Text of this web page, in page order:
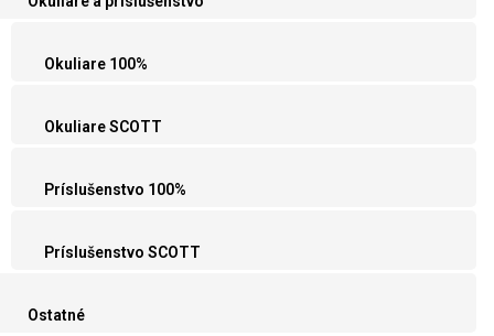
Okuliare 100%
Okuliare SCOTT
Príslušenstvo 100%
Príslušenstvo SCOTT
Ostatné